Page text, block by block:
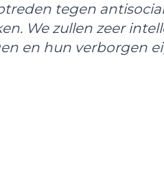
tegen
We zullen zeer
en hun verborgen